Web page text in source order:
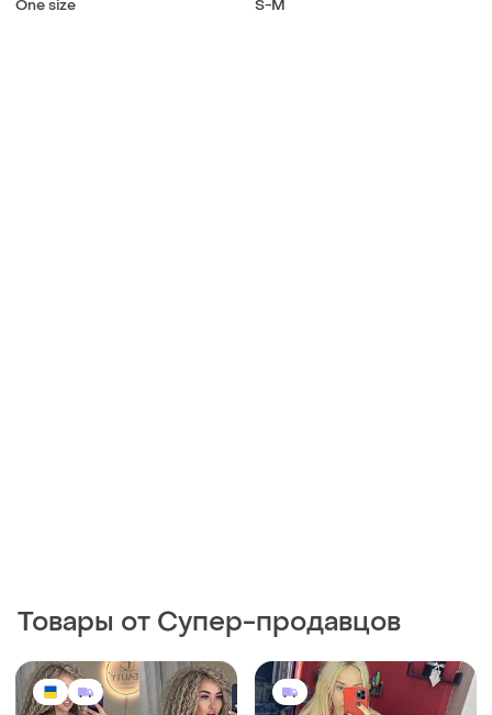
One size S-M
Товары от Супер-продавцов